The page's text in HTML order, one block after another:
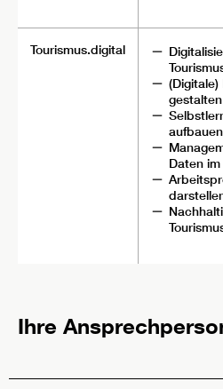
Tourismus.digital
gestalten
aufbauen
Daten
Ihre